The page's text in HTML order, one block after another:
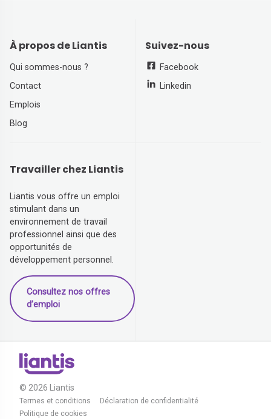
À propos de Liantis
Qui sommes-nous ?
Contact
Emplois
Blog
Suivez-nous
Facebook
Linkedin
Travailler chez Liantis
Liantis vous offre un emploi
stimulant dans un
environnement de travail
professionnel ainsi que des
opportunités de
développement personnel.
Consultez nos offres
d’emploi
© 2026 Liantis
Termes et conditions
Déclaration de confidentialité
Politique de cookies